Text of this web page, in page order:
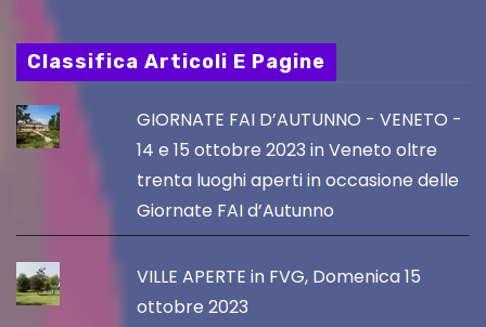
Classifica Articoli E Pagine
GIORNATE FAI D’AUTUNNO - VENETO -
14 e 15 ottobre 2023 in Veneto oltre
trenta luoghi aperti in occasione delle
Giornate FAI d’Autunno
VILLE APERTE in FVG, Domenica 15
ottobre 2023